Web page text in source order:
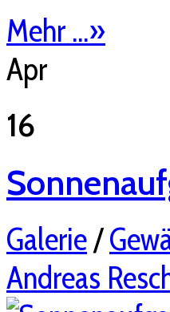
Mehr ...»
Apr
16
Galerie/
Andreas